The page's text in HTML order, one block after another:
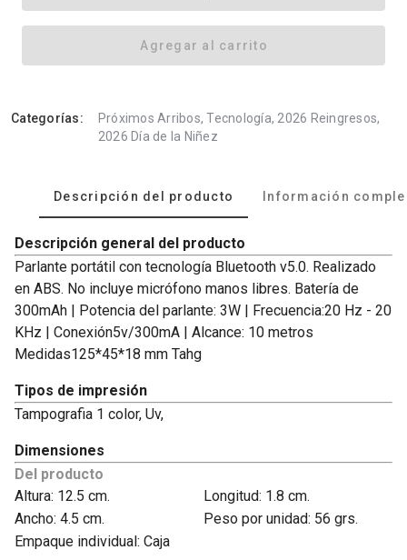
Agregar al carrito
Categorías:
Próximos Arribos, Tecnología, 2026 Reingresos,
2026 Día de la Niñez
Descripción del producto Información
Descripción general del producto
Parlante portátil con tecnología Bluetooth v5.0. Realizado
en ABS. No incluye micrófono manos libres. Batería de
300mAh | Potencia del parlante: 3W | Frecuencia:20 Hz - 20
KHz | Conexión5v/300mA | Alcance: 10 metros
Medidas125*45*18 mm Tahg
Tipos de impresión
Tampografia 1 color, Uv,
Dimensiones
Del producto
Altura: 12.5 cm.
Longitud: 1.8 cm.
Ancho: 4.5 cm.
Peso por unidad: 56 grs.
Empaque individual: Caja